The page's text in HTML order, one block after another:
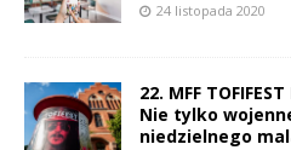
24 listopada 2020
22. MFF
Nie tylko
niedzielnego